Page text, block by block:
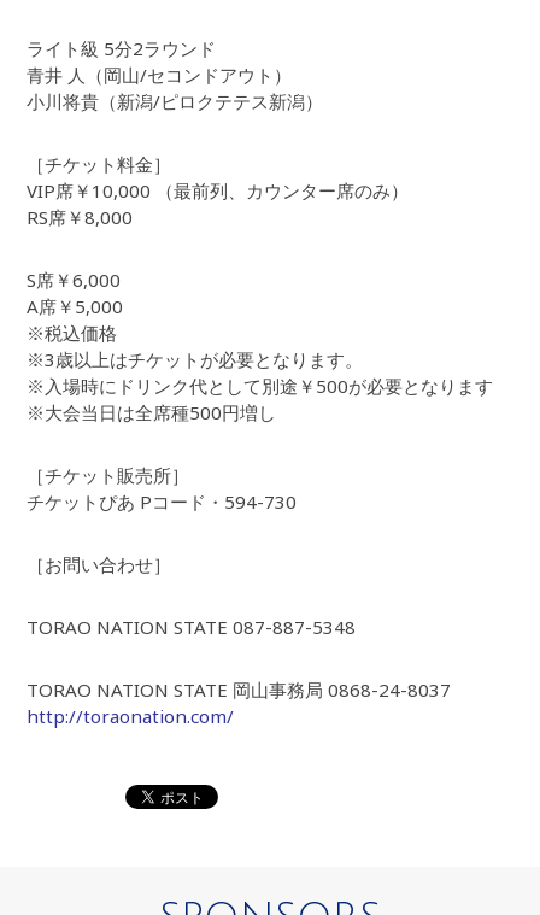
ライト級 5分2ラウンド
青井 人（岡山/セコンドアウト）
小川将貴（新潟/ピロクテテス新潟）
［チケット料金］
VIP席￥10,000 （最前列、カウンター席のみ）
RS席￥8,000
S席￥6,000
A席￥5,000
※税込価格
※3歳以上はチケットが必要となります。
※入場時にドリンク代として別途￥500が必要となります
※大会当日は全席種500円増し
［チケット販売所］
チケットぴあ Pコード・594-730
［お問い合わせ］
TORAO NATION STATE 087-887-5348
TORAO NATION STATE 岡山事務局 0868-24-8037
http://toraonation.com/